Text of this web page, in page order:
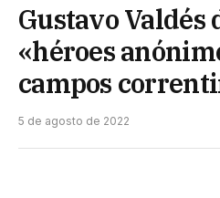
Gustavo Valdés
«héroes
campos
5 de agosto de 2022